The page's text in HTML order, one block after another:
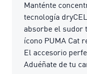
Manténte
tecnología
absorbe el sudor
ícono PUMA Cat
El accesorio
Aduéñate de tu